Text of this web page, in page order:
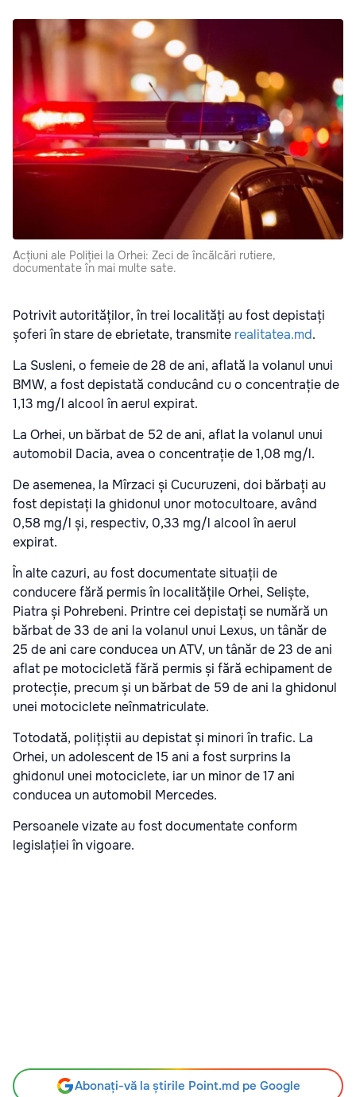
Acțiuni ale Poliției la Orhei: Zeci de încălcări rutiere,
documentate în mai multe sate.
Potrivit autorităților, în trei localități au fost depistați
șoferi în stare de ebrietate, transmite realitatea.md.
La Susleni, o femeie de 28 de ani, aflată la volanul unui
BMW, a fost depistată conducând cu o concentrație de
1,13 mg/l alcool în aerul expirat.
La Orhei, un bărbat de 52 de ani, aflat la volanul unui
automobil Dacia, avea o concentrație de 1,08 mg/l.
De asemenea, la Mîrzaci și Cucuruzeni, doi bărbați au
fost depistați la ghidonul unor motocultoare, având
0,58 mg/l și, respectiv, 0,33 mg/l alcool în aerul
expirat.
În alte cazuri, au fost documentate situații de
conducere fără permis în localitățile Orhei, Seliște,
Piatra și Pohrebeni. Printre cei depistați se numără un
bărbat de 33 de ani la volanul unui Lexus, un tânăr de
25 de ani care conducea un ATV, un tânăr de 23 de ani
aflat pe motocicletă fără permis și fără echipament de
protecție, precum și un bărbat de 59 de ani la ghidonul
unei motociclete neînmatriculate.
Totodată, polițiștii au depistat și minori în trafic. La
Orhei, un adolescent de 15 ani a fost surprins la
ghidonul unei motociclete, iar un minor de 17 ani
conducea un automobil Mercedes.
Persoanele vizate au fost documentate conform
legislației în vigoare.
Abonați-vă la știrile Point.md pe Google